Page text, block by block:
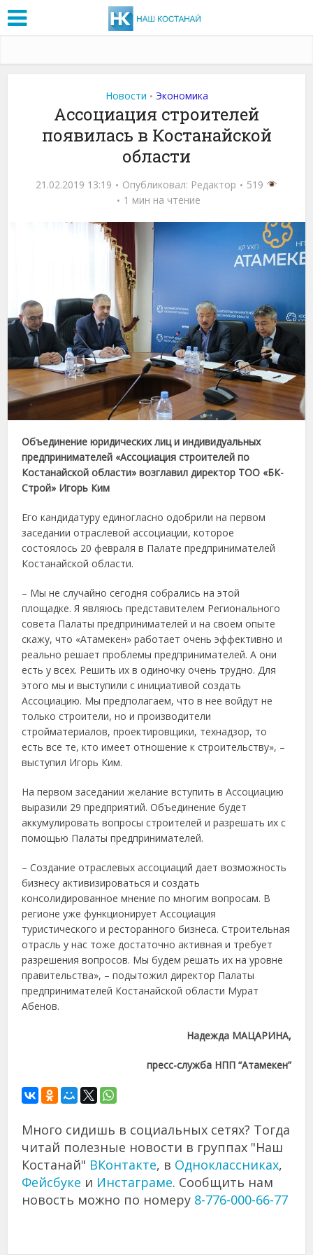
Новости • Экономика
Ассоциация строителей
появилась в Костанайской
области
21.02.2019 13:19 Опубликовал: Редактор
519
1 мин на чтение
Объединение юридических лиц и индивидуальных
предпринимателей «Ассоциация строителей по
Костанайской области» возглавил директор ТОО «БК-
Строй» Игорь Ким
Его кандидатуру единогласно одобрили на первом
заседании отраслевой ассоциации, которое
состоялось 20 февраля в Палате предпринимателей
Костанайской области.
– Мы не случайно сегодня собрались на этой
площадке. Я являюсь представителем Регионального
совета Палаты предпринимателей и на своем опыте
скажу, что «Атамекен» работает очень эффективно и
реально решает проблемы предпринимателей. А они
есть у всех. Решить их в одиночку очень трудно. Для
этого мы и выступили с инициативой создать
Ассоциацию. Мы предполагаем, что в нее войдут не
только строители, но и производители
стройматериалов, проектировщики, технадзор, то
есть все те, кто имеет отношение к строительству», –
выступил Игорь Ким.
На первом заседании желание вступить в Ассоциацию
выразили 29 предприятий. Объединение будет
аккумулировать вопросы строителей и разрешать их с
помощью Палаты предпринимателей.
– Создание отраслевых ассоциаций дает возможность
бизнесу активизироваться и создать
консолидированное мнение по многим вопросам. В
регионе уже функционирует Ассоциация
туристического и ресторанного бизнеса. Строительная
отрасль у нас тоже достаточно активная и требует
разрешения вопросов. Мы будем решать их на уровне
правительства», – подытожил директор Палаты
предпринимателей Костанайской области Мурат
Абенов.
Надежда МАЦАРИНА,
пресс-служба НПП “Атамекен”
Много сидишь в социальных сетях? Тогда
читай полезные новости в группах "Наш
Костанай" ВКонтакте, в Одноклассниках,
Фейсбуке и Инстаграме. Сообщить нам
новость можно по номеру 8-776-000-66-77